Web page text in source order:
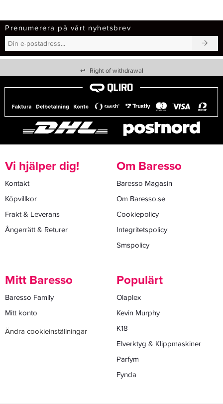
Prenumerera på vårt nyhetsbrev
↩ Right of withdrawal
Vi hjälper dig!
Kontakt
Köpvillkor
Frakt & Leverans
Ångerrätt & Returer
Om Baresso
Baresso Magasin
Om Baresso.se
Cookiepolicy
Integritetspolicy
Smspolicy
Mitt Baresso
Baresso Family
Mitt konto
Ändra cookieinställningar
Populärt
Olaplex
Kevin Murphy
K18
Elverktyg & Klippmaskiner
Parfym
Fynda